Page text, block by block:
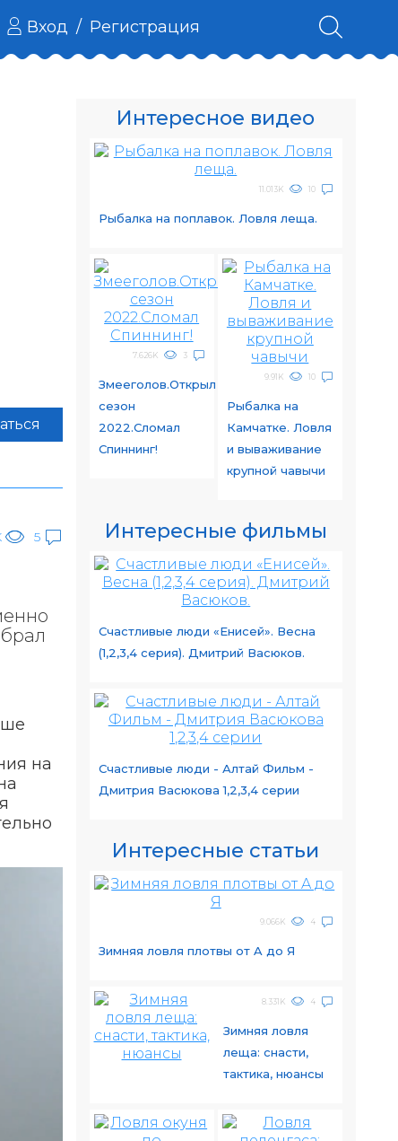
Вход / Регистрация
5
на
Интересное видео
11.013K 10
Рыбалка на поплавок. Ловля леща.
7.626K 3
Змееголов.Открыл
сезон
2022.Сломал
Спиннинг!
9.91K 10
Рыбалка на
Камчатке. Ловля
и вываживание
крупной чавычи
Интересные фильмы
Счастливые люди «Енисей». Весна
(1,2,3,4 серия). Дмитрий Васюков.
Счастливые люди - Алтай Фильм -
Дмитрия Васюкова 1,2,3,4 серии
Интересные статьи
9.066K 4
Зимняя ловля плотвы от A до Я
8.331K 4
Зимняя ловля
леща: снасти,
тактика, нюансы